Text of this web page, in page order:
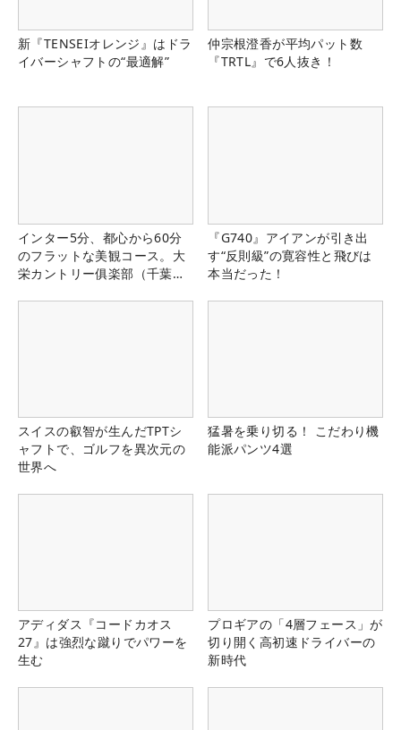
新『TENSEIオレンジ』はドラ
イバーシャフトの“最適解”
仲宗根澄香が平均パット数
『TRTL』で6人抜き！
インター5分、都心から60分
のフラットな美観コース。大
栄カントリー俱楽部（千葉
『G740』アイアンが引き出
す“反則級”の寛容性と飛びは
本当だった！
スイスの叡智が生んだTPTシ
ャフトで、ゴルフを異次元の
世界へ
猛暑を乗り切る！ こだわり機
能派パンツ4選
アディダス『コードカオス
27』は強烈な蹴りでパワーを
生む
プロギアの「4層フェース」が
切り開く高初速ドライバーの
新時代